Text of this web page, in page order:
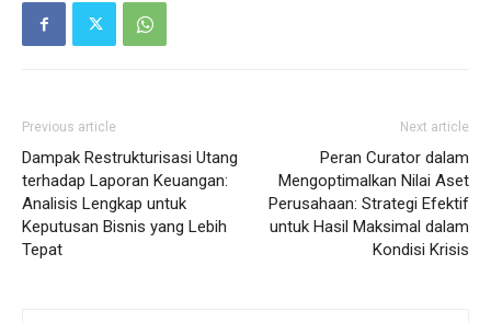
Previous article
Dampak Restrukturisasi Utang
terhadap Laporan Keuangan:
Analisis Lengkap untuk
Keputusan Bisnis yang Lebih
Tepat
Next article
Peran Curator dalam
Mengoptimalkan Nilai Aset
Perusahaan: Strategi Efektif
untuk Hasil Maksimal dalam
Kondisi Krisis